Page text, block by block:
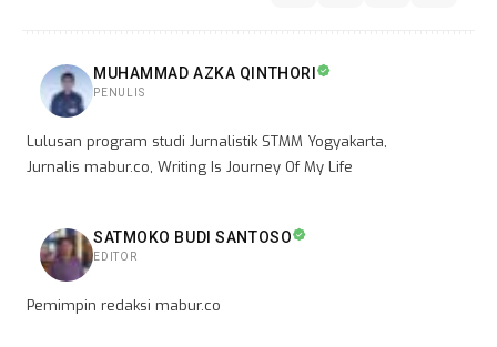
MUHAMMAD AZKA QINTHORI
PENULIS
Lulusan program studi Jurnalistik STMM Yogyakarta,
Jurnalis mabur.co, Writing Is Journey Of My Life
SATMOKO BUDI SANTOSO
EDITOR
Pemimpin redaksi mabur.co